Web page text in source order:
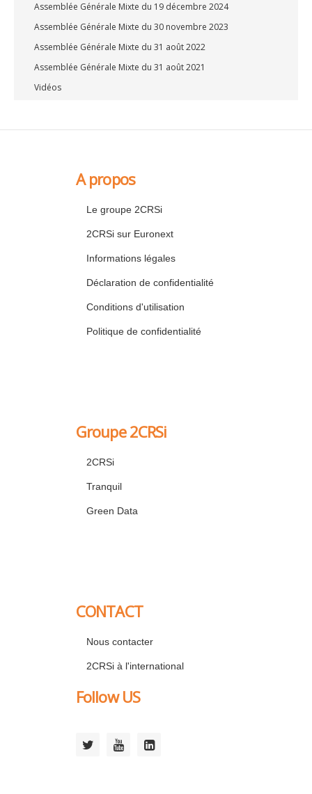
Assemblée Générale Mixte du 19 décembre 2024
Assemblée Générale Mixte du 30 novembre 2023
Assemblée Générale Mixte du 31 août 2022
Assemblée Générale Mixte du 31 août 2021
Vidéos
A propos
Le groupe 2CRSi
2CRSi sur Euronext
Informations légales
Déclaration de confidentialité
Conditions d'utilisation
Politique de confidentialité
Groupe 2CRSi
2CRSi
Tranquil
Green Data
CONTACT
Nous contacter
2CRSi à l'international
Follow US